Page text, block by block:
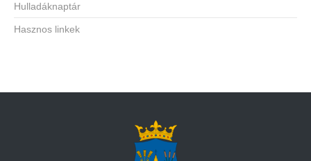
Hulladáknaptár
Hasznos linkek